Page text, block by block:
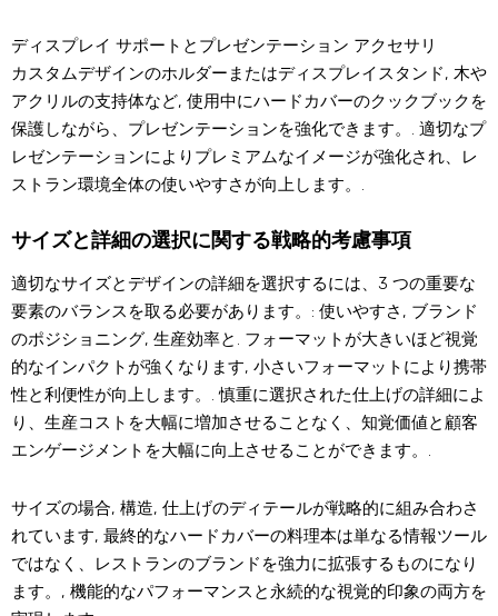
ディスプレイ サポートとプレゼンテーション アクセサリ
カスタムデザインのホルダーまたはディスプレイスタンド, 木や
アクリルの支持体など, 使用中にハードカバーのクックブックを
保護しながら、プレゼンテーションを強化できます。. 適切なプ
レゼンテーションによりプレミアムなイメージが強化され、レ
ストラン環境全体の使いやすさが向上します。.
サイズと詳細の選択に関する戦略的考慮事項
適切なサイズとデザインの詳細を選択するには、3 つの重要な
要素のバランスを取る必要があります。: 使いやすさ, ブランド
のポジショニング, 生産効率と. フォーマットが大きいほど視覚
的なインパクトが強くなります, 小さいフォーマットにより携帯
性と利便性が向上します。. 慎重に選択された仕上げの詳細によ
り、生産コストを大幅に増加させることなく、知覚価値と顧客
エンゲージメントを大幅に向上させることができます。.
サイズの場合, 構造, 仕上げのディテールが戦略的に組み合わさ
れています, 最終的なハードカバーの料理本は単なる情報ツール
ではなく、レストランのブランドを強力に拡張するものになり
ます。, 機能的なパフォーマンスと永続的な視覚的印象の両方を